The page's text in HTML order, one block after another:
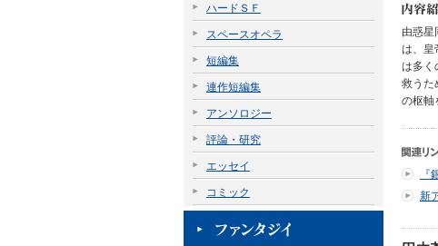
ハードＳＦ
スペースオペラ
短編集
連作短編集
アンソロジー
評論・研究
エッセイ
コミック
由惑星
は、皇
は多く
救うた
の枢軸
新